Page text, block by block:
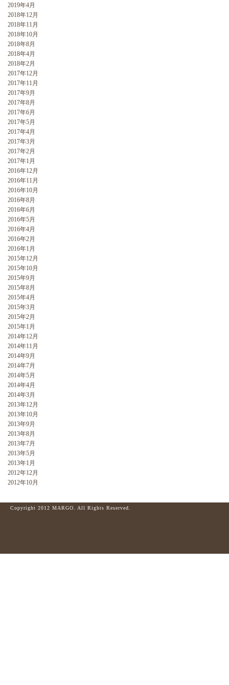
2019年4月
2018年12月
2018年11月
2018年10月
2018年8月
2018年4月
2018年2月
2017年12月
2017年11月
2017年9月
2017年8月
2017年6月
2017年5月
2017年4月
2017年3月
2017年2月
2017年1月
2016年12月
2016年11月
2016年10月
2016年8月
2016年6月
2016年5月
2016年4月
2016年2月
2016年1月
2015年12月
2015年10月
2015年9月
2015年8月
2015年4月
2015年3月
2015年2月
2015年1月
2014年12月
2014年11月
2014年9月
2014年7月
2014年5月
2014年4月
2014年3月
2013年12月
2013年10月
2013年9月
2013年8月
2013年7月
2013年5月
2013年1月
2012年12月
2012年10月
Copyright 2012 MARGO. All Rights Reserved.